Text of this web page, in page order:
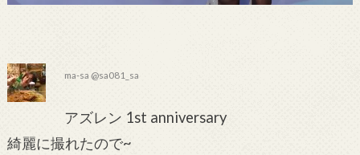
ma-sa @sa081_sa
アズレン 1st anniversary
綺麗に撮れたので~